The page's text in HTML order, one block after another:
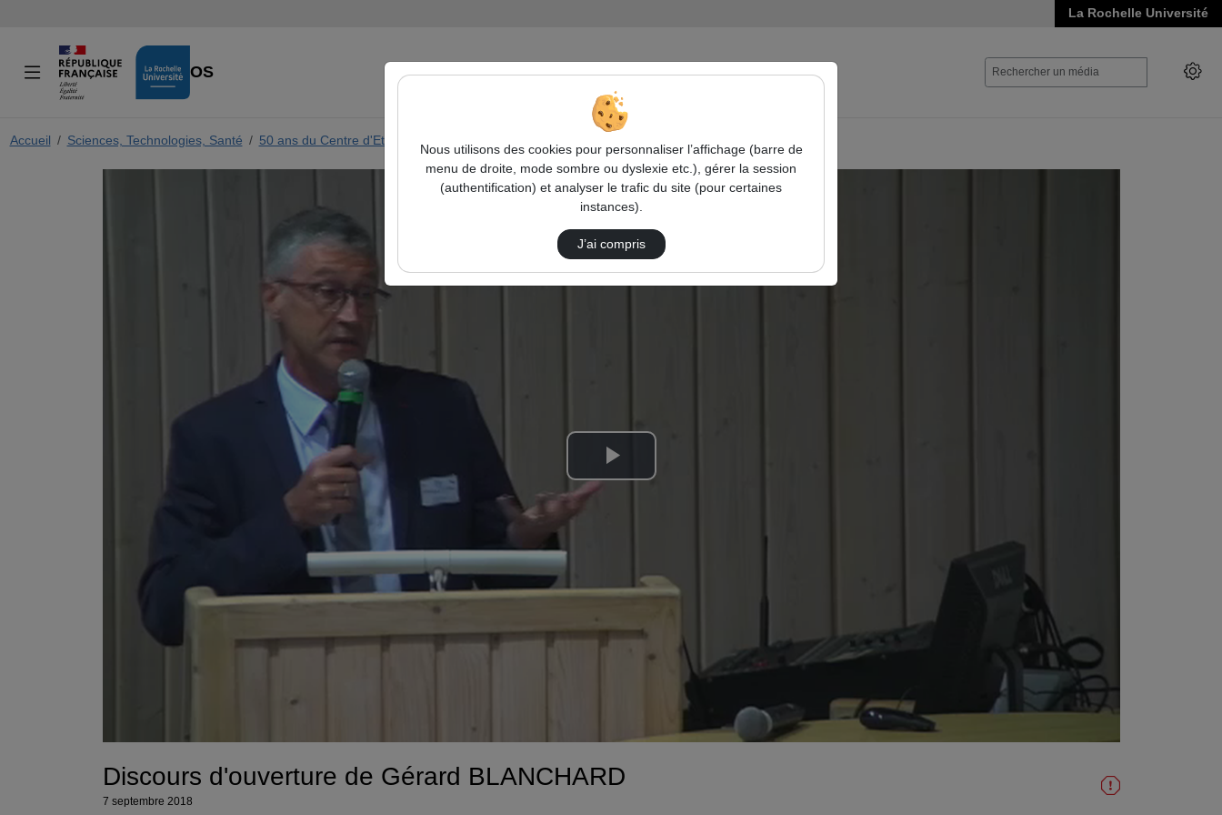
La Rochelle Université
VIDÉOS
Accueil Sciences, Technologies, Santé 50 ans du Centre d'Etudes Biologiques de Chizé
Lire
vidéo
Discours d'ouverture de Gérard BLANCHARD
7 septembre 2018
Nous utilisons des cookies pour personnaliser l’affichage (barre de
menu de droite, mode sombre ou dyslexie etc.), gérer la session
(authentification) et analyser le trafic du site (pour certaines
instances).
J’ai compris